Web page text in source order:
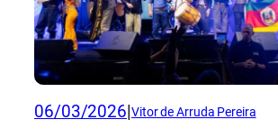
06/03/2026 Vitor de Arruda Pereira